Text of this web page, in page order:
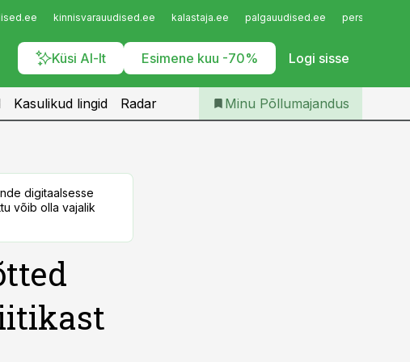
kinnisvarauudised.ee kalastaja.ee palgauudised.ee
Küsi AI-lt Esimene kuu -70% Logi sisse
Iseteenindus
Telli Põllumajandus
Kasulikud lingid Radar Minu Põllumajandus
digitaalsesse
võib olla vajalik